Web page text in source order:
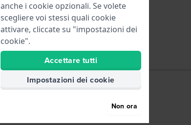
anche i cookie opzionali. Se volete
scegliere voi stessi quali cookie
attivare, cliccate su "impostazioni dei
cookie".
Accettare tutti
Impostazioni dei cookie
Non ora